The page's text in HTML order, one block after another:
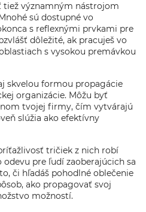
tiež významným nástrojom
sú dostupné vo
s reflexnými prvkami pre
dôležité, ak pracuješ vo
s vysokou premávkou
skvelou formou propagácie
organizácie. Môžu byť
tvojej firmy, čím vytvárajú
slúžia ako efektívny
tričiek z nich robí
pre ľudí zaoberajúcich sa
či hľadáš pohodlné oblečenie
ako propagovať svoj
možností.